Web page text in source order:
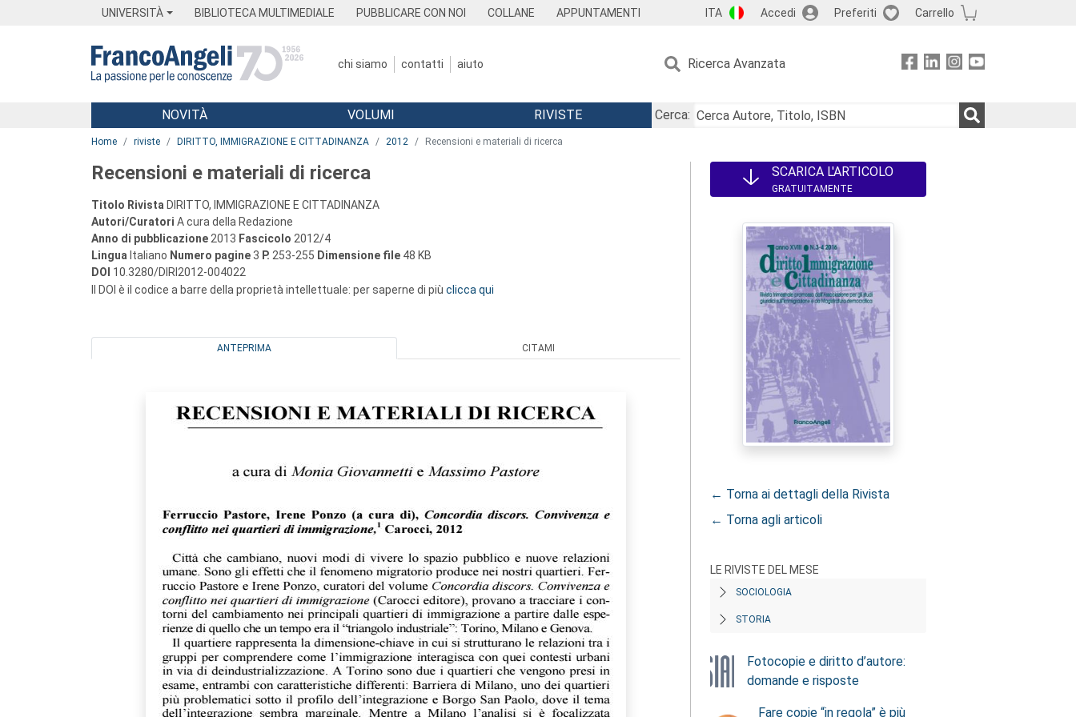
UNIVERSITÀ BIBLIOTECA MULTIMEDIALE PUBBLICARE CON NOI COLLANE APPUNTAMENTI ITA Accedi Preferiti Carrello
chi siamo contatti aiuto Ricerca Avanzata
Menu
NOVITÀ VOLUMI RIVISTE
Cerca:
Home riviste DIRITTO, IMMIGRAZIONE E CITTADINANZA 2012 Recensioni e materiali di ricerca
Recensioni e materiali di ricerca
Titolo Rivista DIRITTO, IMMIGRAZIONE E CITTADINANZA
Autori/Curatori A cura della Redazione
Anno di pubblicazione 2013 Fascicolo 2012/4
Lingua Italiano Numero pagine 3 P. 253-255 Dimensione file 48 KB
DOI 10.3280/DIRI2012-004022
Il DOI è il codice a barre della proprietà intellettuale: per saperne di più clicca qui
ANTEPRIMA CITAMI
SCARICA L'ARTICOLO
GRATUITAMENTE
← Torna ai dettagli della Rivista
← Torna agli articoli
LE RIVISTE DEL MESE
SOCIOLOGIA
STORIA
Fotocopie e diritto d’autore:
domande e risposte
Fare copie “in regola” è più